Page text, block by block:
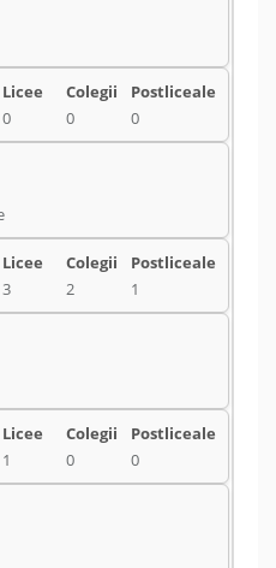
0 0 0
3 2 1
1 0 0